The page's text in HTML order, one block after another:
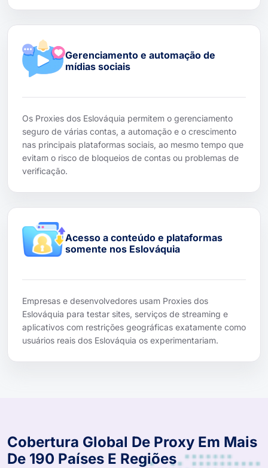
Gerenciamento e automação de
mídias sociais
Os Proxies dos Eslováquia permitem o gerenciamento
seguro de várias contas, a automação e o crescimento
nas principais plataformas sociais, ao mesmo tempo que
evitam o risco de bloqueios de contas ou problemas de
verificação.
Acesso a conteúdo e plataformas
somente nos Eslováquia
Empresas e desenvolvedores usam Proxies dos
Eslováquia para testar sites, serviços de streaming e
aplicativos com restrições geográficas exatamente como
usuários reais dos Eslováquia os experimentariam.
Cobertura Global De Proxy Em Mais
De 190 Países E Regiões